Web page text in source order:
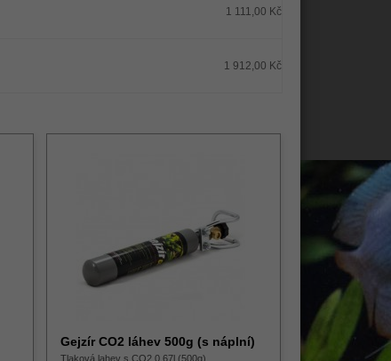
1 111,00 Kč
1 912,00 Kč
Gejzír CO2 láhev 500g (s náplní)
Tlaková lahev s CO2 0,67l (500g)